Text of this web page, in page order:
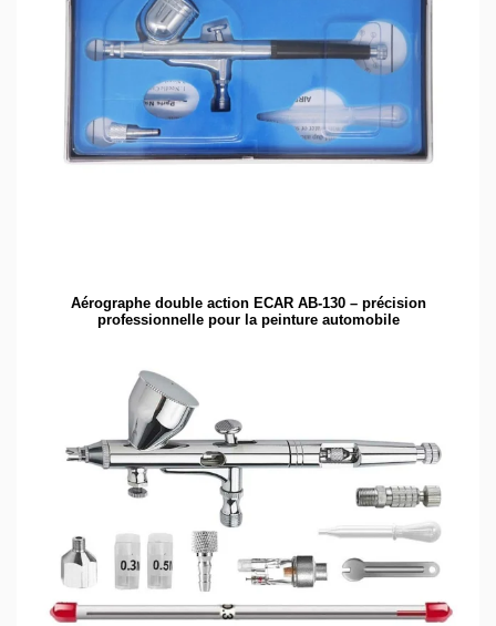
Aérographe double action ECAR AB-130 – précision
professionnelle pour la peinture automobile